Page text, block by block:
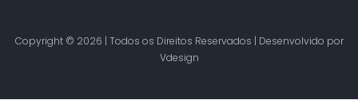
Copyright © 2026 | Todos os Direitos Reservados | Desenvolvido por
Vdesign